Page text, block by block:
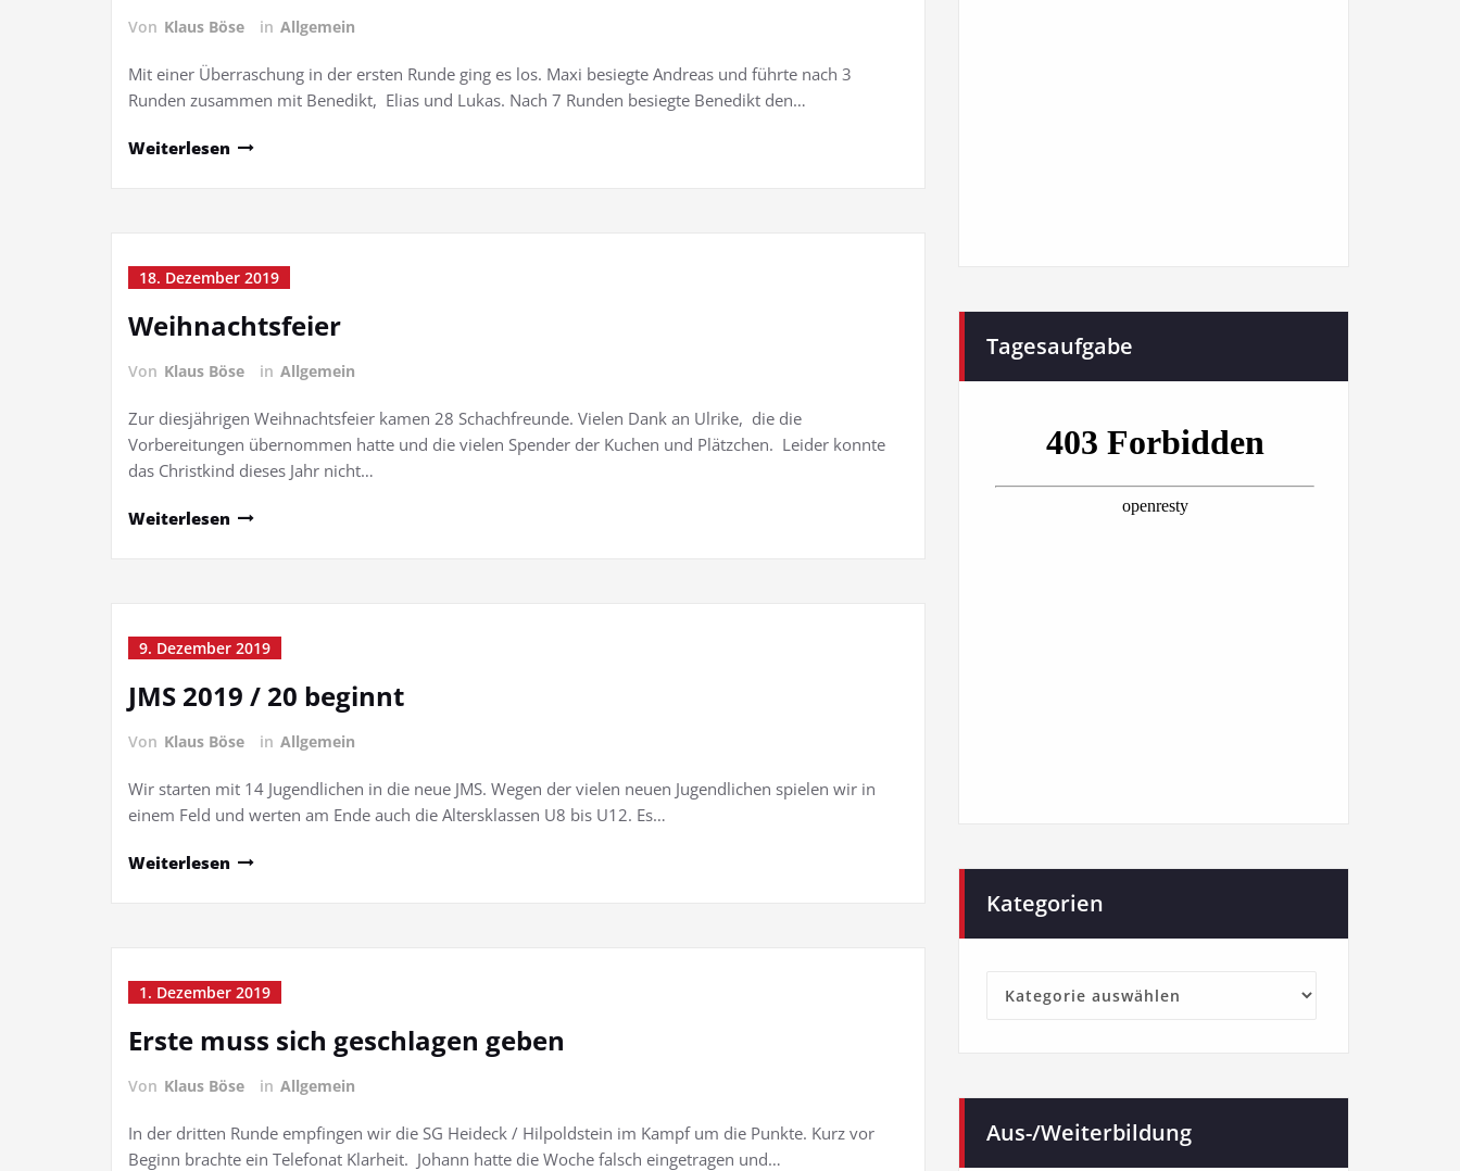
Von Klaus Böse in Allgemein
Mit einer Überraschung in der ersten Runde ging es los. Maxi besiegte Andreas und führte nach 3
Runden zusammen mit Benedikt, Elias und Lukas. Nach 7 Runden besiegte Benedikt den…
Weiterlesen
18. Dezember 2019
Weihnachtsfeier
Von Klaus Böse in Allgemein
Zur diesjährigen Weihnachtsfeier kamen 28 Schachfreunde. Vielen Dank an Ulrike, die die
Vorbereitungen übernommen hatte und die vielen Spender der Kuchen und Plätzchen. Leider konnte
das Christkind dieses Jahr nicht…
Weiterlesen
9. Dezember 2019
JMS 2019 / 20 beginnt
Von Klaus Böse in Allgemein
Wir starten mit 14 Jugendlichen in die neue JMS. Wegen der vielen neuen Jugendlichen spielen wir in
einem Feld und werten am Ende auch die Altersklassen U8 bis U12. Es…
Weiterlesen
1. Dezember 2019
Erste muss sich geschlagen geben
Von Klaus Böse in Allgemein
In der dritten Runde empfingen wir die SG Heideck / Hilpoldstein im Kampf um die Punkte. Kurz vor
Beginn brachte ein Telefonat Klarheit. Johann hatte die Woche falsch eingetragen und…
Tagesaufgabe
Kategorien
Kategorien
Aus-/Weiterbildung